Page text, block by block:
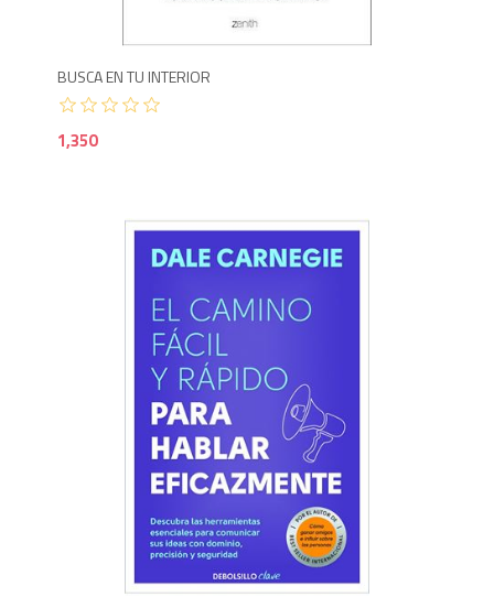
BUSCA EN TU INTERIOR
1,350